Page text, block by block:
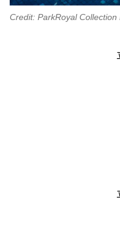
Credit: ParkRoyal